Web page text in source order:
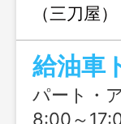
（三刀屋
ンフラを
イトとし
「夜勤や
います。
給油車
パート・
8:00～